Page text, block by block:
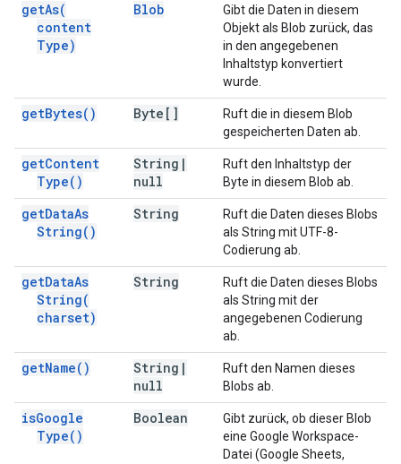
getAs(
content
Type)
Blob
Gibt die Daten in diesem
Objekt als Blob zurück, das
in den angegebenen
Inhaltstyp konvertiert
wurde.
getBytes( ) Byte[]
Ruft die in diesem Blob
gespeicherten Daten ab.
getContent
Type( )
String |
null
Ruft den Inhaltstyp der
Byte in diesem Blob ab.
getDataAs
String( )
String
Ruft die Daten dieses Blobs
als String mit UTF-8-
Codierung ab.
getDataAs
String(
charset)
String
Ruft die Daten dieses Blobs
als String mit der
angegebenen Codierung
ab.
getName( ) String |
null
Ruft den Namen dieses
Blobs ab.
isGoogle
Type( )
Boolean
Gibt zurück, ob dieser Blob
eine Google Workspace-
Datei (Google Sheets,